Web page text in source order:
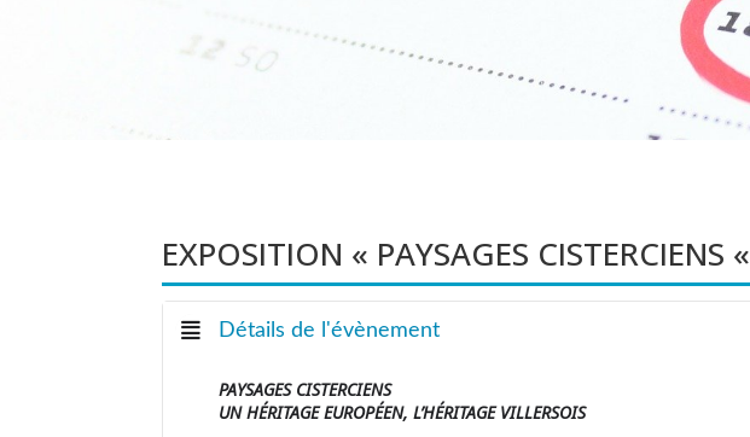
EXPOSITION « PAYSAGES CISTERCIENS «
Détails de l'évènement
PAYSAGES CISTERCIENS
UN HÉRITAGE EUROPÉEN, L’HÉRITAGE VILLERSOIS